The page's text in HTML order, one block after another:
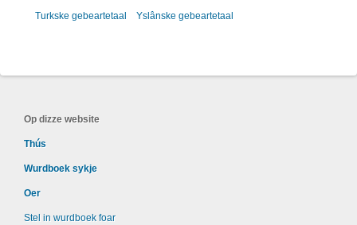
Turkske gebeartetaal Yslânske gebeartetaal
Op dizze website
Thús
Wurdboek sykje
Oer
Stel in wurdboek foar